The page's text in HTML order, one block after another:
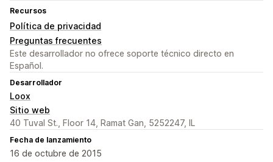
Recursos
Política de privacidad
Preguntas frecuentes
Este desarrollador no ofrece soporte técnico directo en
Español.
Desarrollador
Loox
Sitio web
40 Tuval St., Floor 14, Ramat Gan, 5252247, IL
Fecha de lanzamiento
16 de octubre de 2015